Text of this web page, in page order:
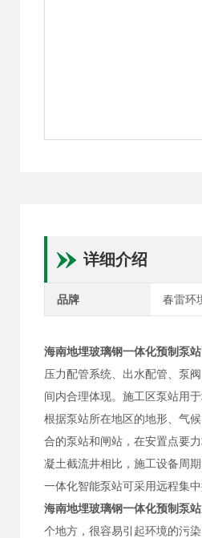
详细介绍
品牌 春雷环
海南地埋玻璃钢一体化预制泵站
压力配管系统、出水配管、泵
间内合理体现。施工区泵站用
根据泵站所在地区的地形、气
合的泵站和闸站，在安置点要
凝土截流井相比，施工设备周期
一体化智能泵站可采用远程集
海南地埋玻璃钢一体化预制泵站
个地方，很容易引起环境的污